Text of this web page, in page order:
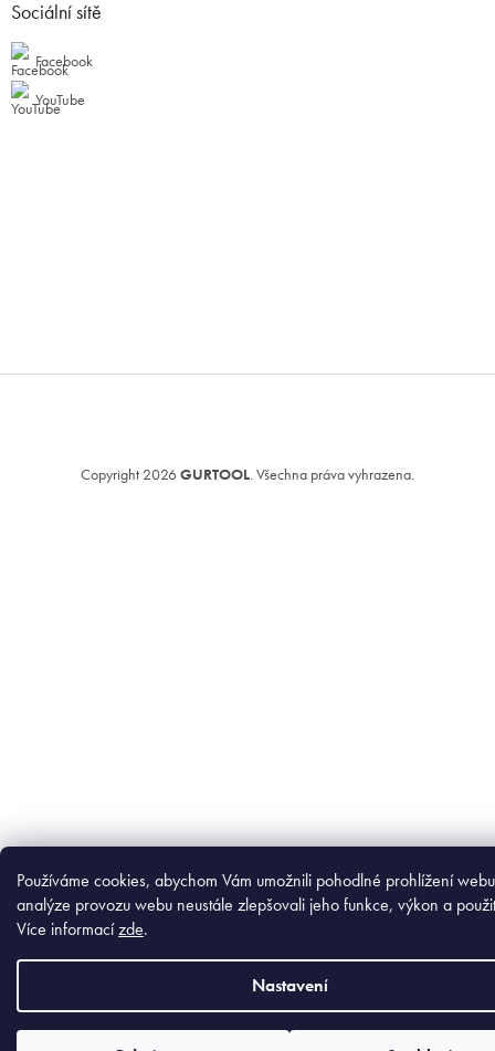
Používáme cookies, abychom Vám umožnili pohodlné prohlížení
analýze provozu webu neustále zlepšovali jeho funkce, výkon a
Více informacízde.
Nastavení
Sociální sítě
Facebook
YouTube
Copyright 2026 GURTOOL. Všechna práva vyhrazena.